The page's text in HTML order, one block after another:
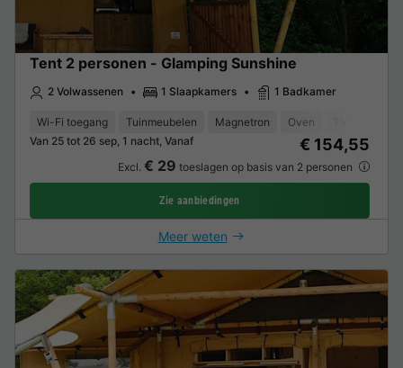
Tent 2 personen - Glamping Sunshine
2 Volwassenen 1 Slaapkamers 1 Badkamer
Wi-Fi toegang Tuinmeubelen Magnetron Oven
Van 25 tot 26 sep, 1 nacht, Vanaf
€ 154,55
Excl. € 29 toeslagen op basis van 2 personen
Zie aanbiedingen
Meer weten